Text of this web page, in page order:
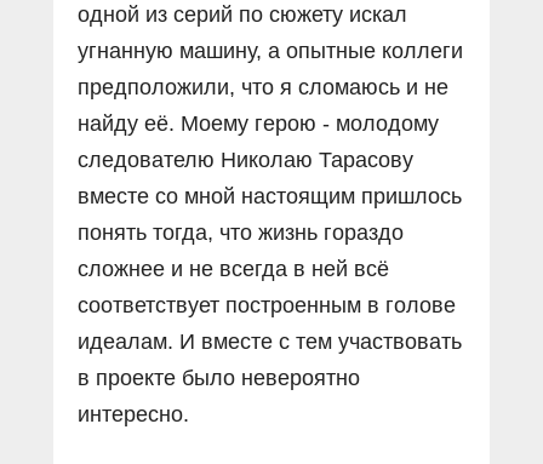
одной из серий по сюжету искал
угнанную машину, а опытные коллеги
предположили, что я сломаюсь и не
найду её. Моему герою - молодому
следователю Николаю Тарасову
вместе со мной настоящим пришлось
понять тогда, что жизнь гораздо
сложнее и не всегда в ней всё
соответствует построенным в голове
идеалам. И вместе с тем участвовать
в проекте было невероятно
интересно.